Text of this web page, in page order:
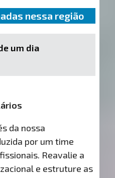
nessa região
um dia
da nossa
por um time
Reavalie a
e estruture as